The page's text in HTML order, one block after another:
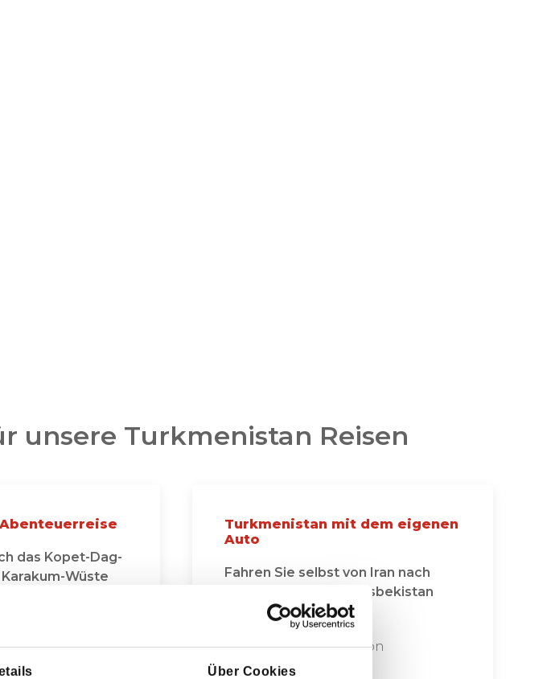
Über Cookies
unsere Turkmenistan Reisen
das Kopet-Dag-
Wüste
Turkmenistan mit dem eigenen
Auto
Fahren Sie selbst von Iran nach
Turkmenistan, über Usbekistan
5 Tage
ab 790 € pro Person